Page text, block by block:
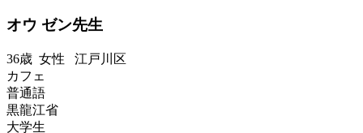
オウ ゼン先生
36歳 女性 江戸川区
カフェ
普通語
黒龍江省
大学生